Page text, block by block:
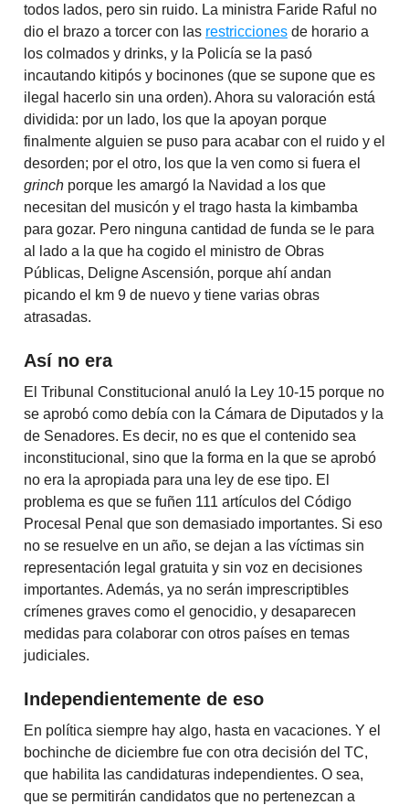
todos lados, pero sin ruido. La ministra Faride Raful no
dio el brazo a torcer con las restricciones de horario a
los colmados y drinks, y la Policía se la pasó
incautando kitipós y bocinones (que se supone que es
ilegal hacerlo sin una orden). Ahora su valoración está
dividida: por un lado, los que la apoyan porque
finalmente alguien se puso para acabar con el ruido y el
desorden; por el otro, los que la ven como si fuera el
grinch porque les amargó la Navidad a los que
necesitan del musicón y el trago hasta la kimbamba
para gozar. Pero ninguna cantidad de funda se le para
al lado a la que ha cogido el ministro de Obras
Públicas, Deligne Ascensión, porque ahí andan
picando el km 9 de nuevo y tiene varias obras
atrasadas.
Así no era
El Tribunal Constitucional anuló la Ley 10-15 porque no
se aprobó como debía con la Cámara de Diputados y la
de Senadores. Es decir, no es que el contenido sea
inconstitucional, sino que la forma en la que se aprobó
no era la apropiada para una ley de ese tipo. El
problema es que se fuñen 111 artículos del Código
Procesal Penal que son demasiado importantes. Si eso
no se resuelve en un año, se dejan a las víctimas sin
representación legal gratuita y sin voz en decisiones
importantes. Además, ya no serán imprescriptibles
crímenes graves como el genocidio, y desaparecen
medidas para colaborar con otros países en temas
judiciales.
Independientemente de eso
En política siempre hay algo, hasta en vacaciones. Y el
bochinche de diciembre fue con otra decisión del TC,
que habilita las candidaturas independientes. O sea,
que se permitirán candidatos que no pertenezcan a